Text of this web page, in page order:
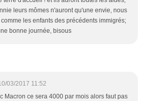
leurs mômes n'auront qu'une envie, nous
les enfants des précédents immigrés;
bonne journée, bisous
03/2017 11:52
Macron ce sera 4000 par mois alors faut pas